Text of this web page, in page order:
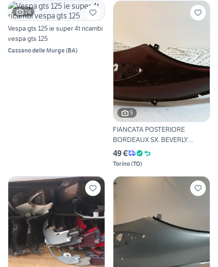
24
Vespa gts 125 ie super 4t ricambi
vespa gts 125
Cassano delle Murge(BA)
5
FIANCATA POSTERIORE
BORDEAUX SX. BEVERLY
PIAGGIO C
49 €
Torino(TO)